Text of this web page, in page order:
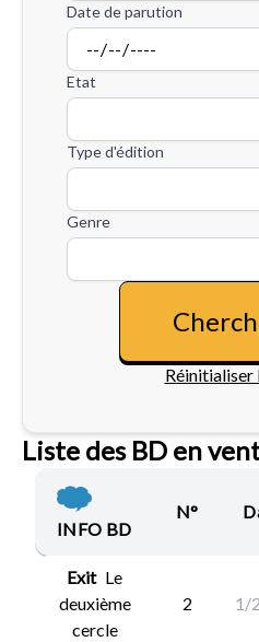
Date de parution
Etat
Type d'édition
Genre
Réinitialiser
Liste des BD en
INFO BD
N°
Exit Le
deuxième
cercle
2 1/